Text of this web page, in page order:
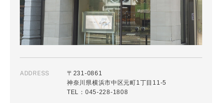
ADDRESS
〒231-0861
神奈川県横浜市中区元町1丁目11-5
TEL：045-228-1808